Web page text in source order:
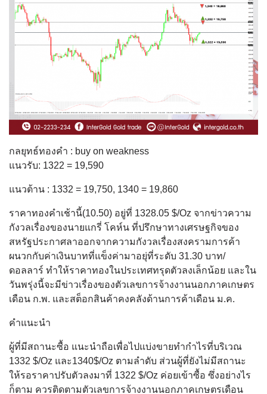
กลยุทธ์ทองคำ : buy on weakness
แนวรับ: 1322 = 19,590
แนวต้าน : 1332 = 19,750, 1340 = 19,860
ราคาทองคำเช้านี้(10.50) อยู่ที่ 1328.05 $/Oz จากข่าวความ
กังวลเรื่องของนายแกรี่ โคห์น ที่ปรึกษาทางเศรษฐกิจของ
สหรัฐประกาศลาออกจากความกังวลเรื่องสงครามการค้า
ผนวกกับค่าเงินบาทที่แข็งค่ามาอยุ่ที่ระดับ 31.30 บาท/
ดอลลาร์ ทำให้ราคาทองในประเทศทรุดตัวลงเล็กน้อย และใน
วันพรุ่งนี้จะมีข่าวเรื่องของตัวเลขการจ้างงานนอกภาคเกษตร
เดือน ก.พ. และสต็อกสินค้าคงคลังด้านการค้าเดือน ม.ค.
คำแนะนำ
ผู้ที่มีสถานะซื้อ แนะนำถือเพื่อไปแบ่งขายทำกำไรที่บริเวณ
1332 $/Oz และ1340$/Oz ตามลำดับ ส่วนผู้ที่ยังไม่มีสถานะ
ให้รอราคาปรับตัวลงมาที่ 1322 $/Oz ค่อยเข้าซื้อ ซึ่งอย่างไร
ก็ตาม ควรติดตามตัวเลขการจ้างงานนอกภาคเกษตรเดือน